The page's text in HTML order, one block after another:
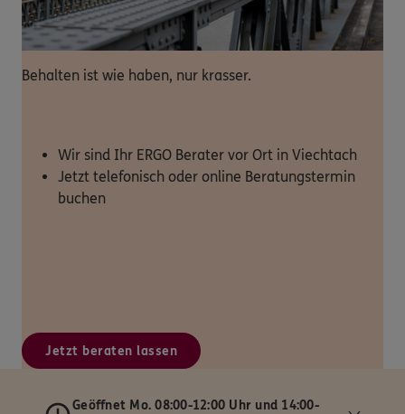
Behalten ist wie haben, nur krasser.
Wir sind Ihr ERGO Berater vor Ort in Viechtach
Jetzt telefonisch oder online Beratungstermin
buchen
Jetzt beraten lassen
Geöffnet Mo. 08:00-12:00 Uhr und 14:00-